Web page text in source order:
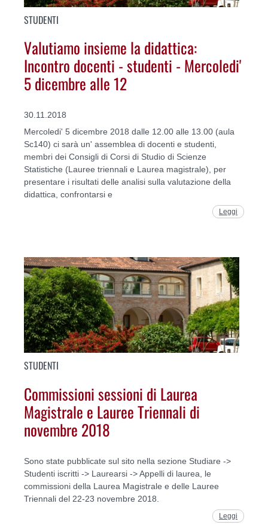
STUDENTI
Valutiamo insieme la didattica:
Incontro docenti - studenti - Mercoledi'
5 dicembre alle 12
30.11.2018
Mercoledi' 5 dicembre 2018 dalle 12.00 alle 13.00 (aula
Sc140) ci sarà un' assemblea di docenti e studenti,
membri dei Consigli di Corsi di Studio di Scienze
Statistiche (Lauree triennali e Laurea magistrale), per
presentare i risultati delle analisi sulla valutazione della
didattica, confrontarsi e
Leggi
STUDENTI
Commissioni sessioni di Laurea
Magistrale e Lauree Triennali di
novembre 2018
Sono state pubblicate sul sito nella sezione Studiare ->
Studenti iscritti -> Laurearsi -> Appelli di laurea, le
commissioni della Laurea Magistrale e delle Lauree
Triennali del 22-23 novembre 2018.
Leggi